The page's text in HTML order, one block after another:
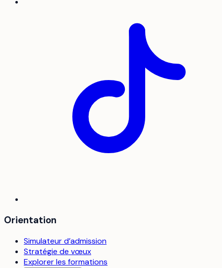
Orientation
Simulateur d’admission
Stratégie de vœux
Explorer les formations